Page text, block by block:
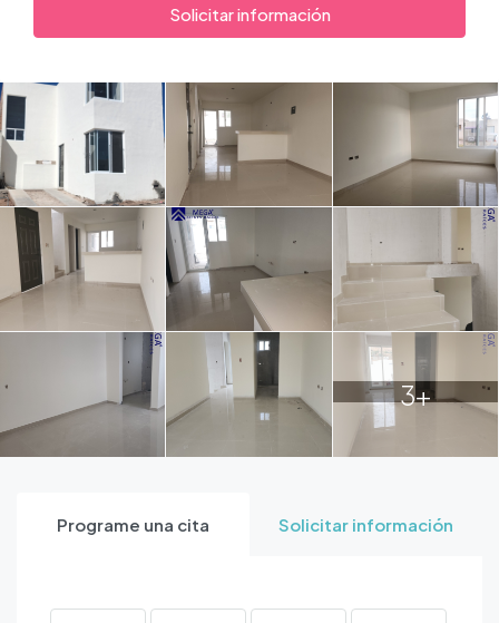
Solicitar información
3+
Programe una cita Solicitar información